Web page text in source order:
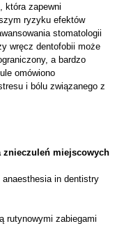
która zapewni
ryzyku efektów
stomatologii
wręcz dentofobii może
a bardzo
omówiono
i bólu związanego z
znieczuleń miejscowych
in dentistry
rutynowymi zabiegami